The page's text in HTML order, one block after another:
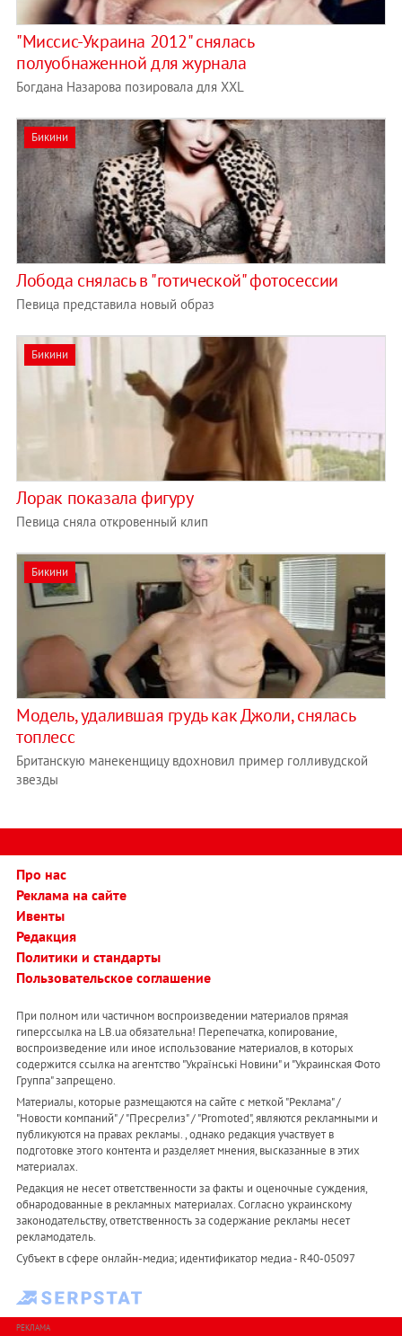
"Миссис-Украина 2012" снялась
полуобнаженной для журнала
Богдана Назарова позировала для XXL
Бикини
Лобода снялась в "готической" фотосессии
Певица представила новый образ
Бикини
Лорак показала фигуру
Певица сняла откровенный клип
Бикини
Модель, удалившая грудь как Джоли, снялась
топлесс
Британскую манекенщицу вдохновил пример голливудской
звезды
Про нас
Реклама на сайте
Ивенты
Редакция
Политики и стандарты
Пользовательское соглашение
При полном или частичном воспроизведении материалов прямая
гиперссылка на LB.ua обязательна! Перепечатка, копирование,
воспроизведение или иное использование материалов, в которых
содержится ссылка на агентство "Українськi Новини" и "Украинская Фото
Группа" запрещено.
Материалы, которые размещаются на сайте с меткой "Реклама" /
"Новости компаний" / "Пресрелиз" / "Promoted", являются рекламными и
публикуются на правах рекламы. , однако редакция участвует в
подготовке этого контента и разделяет мнения, высказанные в этих
материалах.
Редакция не несет ответственности за факты и оценочные суждения,
обнародованные в рекламных материалах. Согласно украинскому
законодательству, ответственность за содержание рекламы несет
рекламодатель.
Субъект в сфере онлайн-медиа; идентификатор медиа - R40-05097
РЕКЛАМА